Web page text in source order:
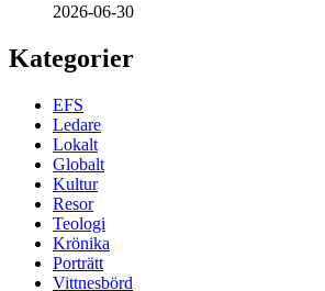
2026-06-30
Kategorier
EFS
Ledare
Lokalt
Globalt
Kultur
Resor
Teologi
Krönika
Porträtt
Vittnesbörd